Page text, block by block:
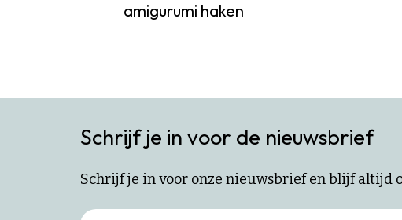
amigurumi haken
Schrijf je in voor de nieuwsbrief
Schrijf je in voor onze nieuwsbrief en blijf altijd